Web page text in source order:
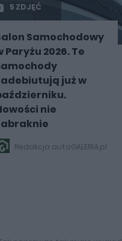
5 ZDJĘĆ
Samochodowy
Paryżu 2026. Te
już w
nie
Redakcja autoGALERIA.pl